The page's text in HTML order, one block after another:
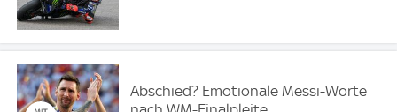
Abschied? Emotionale Messi-Worte